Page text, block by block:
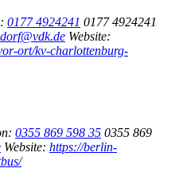
0177 4924241 0177 4924241
Website:
ort/kv-charlottenburg-
0355 869 598 35 0355 869
Website: https://berlin-